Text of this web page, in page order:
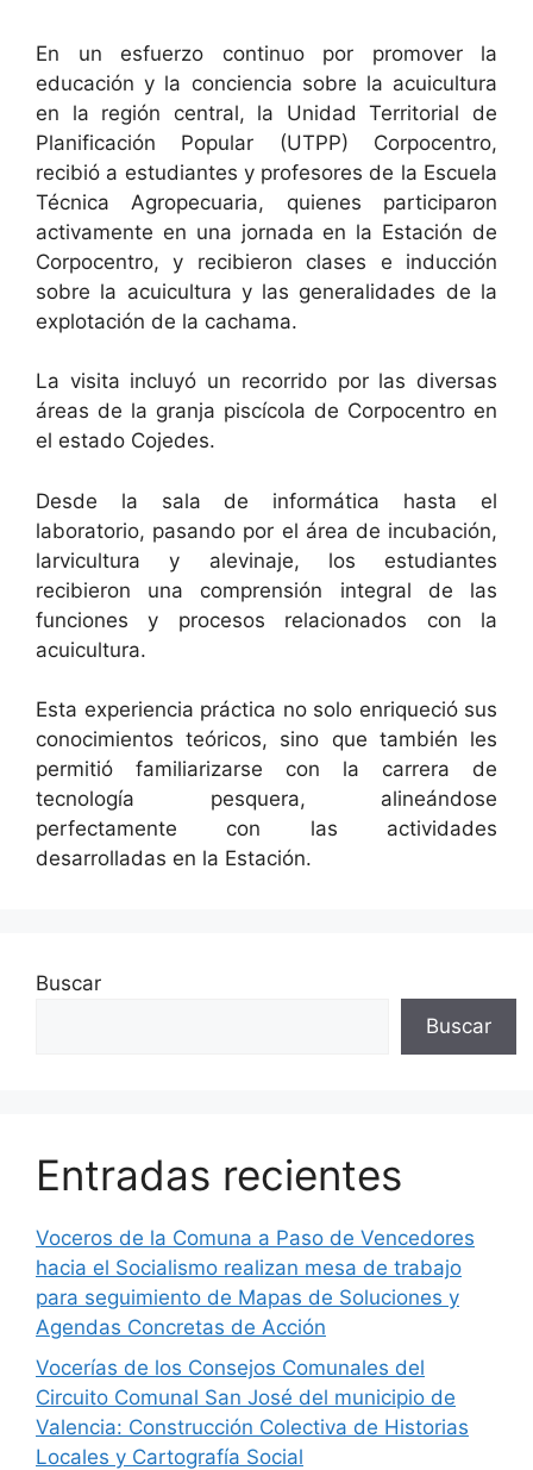
En un esfuerzo continuo por promover la
educación y la conciencia sobre la acuicultura
en la región central, la Unidad Territorial de
Planificación Popular (UTPP) Corpocentro,
recibió a estudiantes y profesores de la Escuela
Técnica Agropecuaria, quienes participaron
activamente en una jornada en la Estación de
Corpocentro, y recibieron clases e inducción
sobre la acuicultura y las generalidades de la
explotación de la cachama.
La visita incluyó un recorrido por las diversas
áreas de la granja piscícola de Corpocentro en
el estado Cojedes.
Desde la sala de informática hasta el
laboratorio, pasando por el área de incubación,
larvicultura y alevinaje, los estudiantes
recibieron una comprensión integral de las
funciones y procesos relacionados con la
acuicultura.
Esta experiencia práctica no solo enriqueció sus
conocimientos teóricos, sino que también les
permitió familiarizarse con la carrera de
tecnología pesquera, alineándose
perfectamente con las actividades
desarrolladas en la Estación.
Buscar
Buscar
Entradas recientes
Voceros de la Comuna a Paso de Vencedores
hacia el Socialismo realizan mesa de trabajo
para seguimiento de Mapas de Soluciones y
Agendas Concretas de Acción
Vocerías de los Consejos Comunales del
Circuito Comunal San José del municipio de
Valencia: Construcción Colectiva de Historias
Locales y Cartografía Social